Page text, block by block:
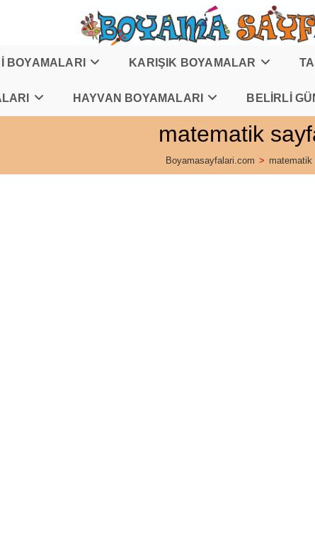
BOYAMALARI KARIŞIK BOYAMALAR
HAYVAN BOYAMALARI BELİRLİ
matematik
Boyamasayfalari.com > matematik